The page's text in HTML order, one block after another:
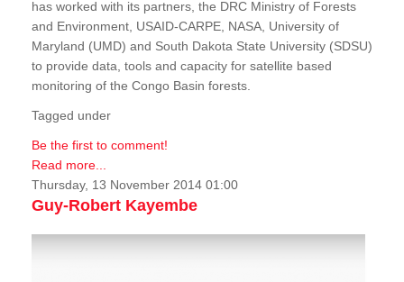
has worked with its partners, the DRC Ministry of Forests
and Environment, USAID-CARPE, NASA, University of
Maryland (UMD) and South Dakota State University (SDSU)
to provide data, tools and capacity for satellite based
monitoring of the Congo Basin forests.
Tagged under
Be the first to comment!
Read more...
Thursday, 13 November 2014 01:00
Guy-Robert Kayembe